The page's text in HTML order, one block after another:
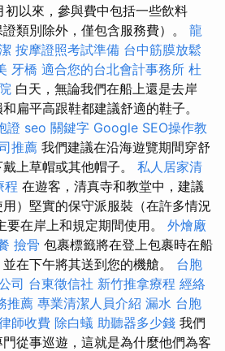
初以來，參與費中包括一些飲料
證類別除外，僅包含服務費）。 龍
按摩證照考試準備 台中筋膜放鬆
牙橋 適合您的台北會計事務所 杜
白天，無論我們在船上還是去岸
扁平高跟鞋都建議舒適的鞋子。
證 seo 關鍵字 Google SEO操作教
推薦 我們建議在沿海遊覽期間穿舒
上草帽或其他帽子。 私人居家清
程 在遊客，清真寺和教堂中，建議
用）堅實的保守派服裝（在許多情況
在岸上和規定期間使用。 外燴廠
撿骨 包裹標籤將在登上包裹時在船
在下午將其送到您的機艙。 台胞
司 台東徵信社 新竹推拿療程 經絡
推薦 專業清潔人員介紹 漏水 台胞
師收費 除白蟻 助聽器多少錢 我們
從事巡遊，這就是為什麼他們為客